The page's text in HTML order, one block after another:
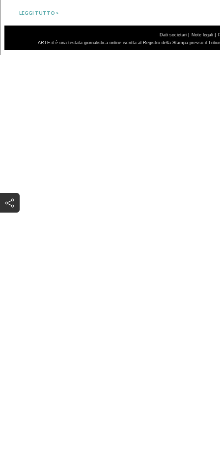
LEGGI TUTTO >
Dati societari | Note legali |
ARTE.it è una testata giornalistica online iscritta al Registro della Stampa presso il